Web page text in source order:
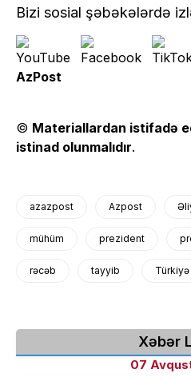
Bizi sosial şəbəkələrdə
AzPost
© Materiallardan istifadə
istinad olunmalıdır.
azazpost Azpost
mühüm prezident
rəcəb tayyib Türkiyə
Xəbər
07